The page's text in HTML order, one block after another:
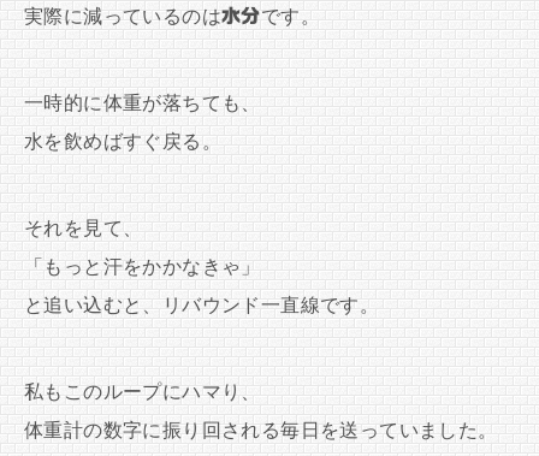
実際に減っているのは水分です。
一時的に体重が落ちても、
水を飲めばすぐ戻る。
それを見て、
「もっと汗をかかなきゃ」
と追い込むと、リバウンド一直線です。
私もこのループにハマり、
体重計の数字に振り回される毎日を送っていました。